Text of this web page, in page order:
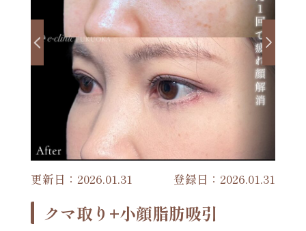
更新日：2026.01.31 登録日：2026.01.31
クマ取り+小顔脂肪吸引